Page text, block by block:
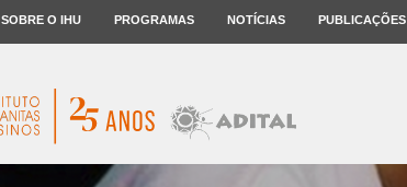
SOBRE O IHU PROGRAMAS NOTÍCIAS PUBLICAÇÕES